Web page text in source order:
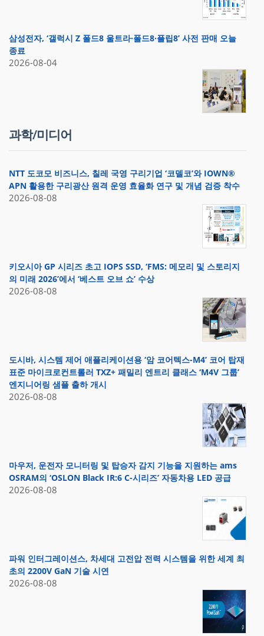
삼성전자, ‘갤럭시 Z 폴드8 울트라·폴드8·플립8’ 사전 판매 오늘
종료
2026-08-04
과학/미디어
NTT 도코모 비즈니스, 칠레 국영 구리기업 ‘코델코’와 IOWN®
APN 활용한 구리광산 원격 운영 효율화 연구 및 개념 검증 착수
2026-08-08
키오시아 GP 시리즈 초고 IOPS SSD, ‘FMS: 메모리 및 스토리지
의 미래 2026’에서 ‘베스트 오브 쇼’ 수상
2026-08-08
도시바, 시스템 제어 애플리케이션용 ‘암 코어텍스-M4’ 코어 탑재
표준 마이크로컨트롤러 TXZ+ 패밀리 엔트리 클래스 ‘M4V 그룹’
엔지니어링 샘플 출하 개시
2026-08-08
마우저, 운전자 모니터링 및 탑승자 감지 기능을 지원하는 ams
OSRAM의 ‘OSLON Black IR:6 C-시리즈’ 자동차용 LED 공급
2026-08-08
파워 인터그레이션스, 차세대 고전압 전력 시스템을 위한 세계 최
초의 2200V GaN 기술 시연
2026-08-08